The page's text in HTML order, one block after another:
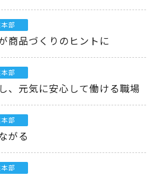
部
商品づくりのヒントに
部
、元気に安心して働ける職場
部
がる
部